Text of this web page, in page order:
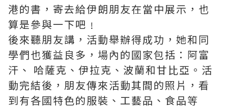
港的書，寄去給伊朗朋友在當中展示，也
算是參與一下吧﹗
後來聽朋友講，活動舉辦得成功，她和同
學們也獲益良多，場內的國家包括：阿富
汗、 哈薩克、伊拉克、波蘭和甘比亞。活
動完結後，朋友傳來活動其間的照片，看
到有各國特色的服裝、工藝品、食品等